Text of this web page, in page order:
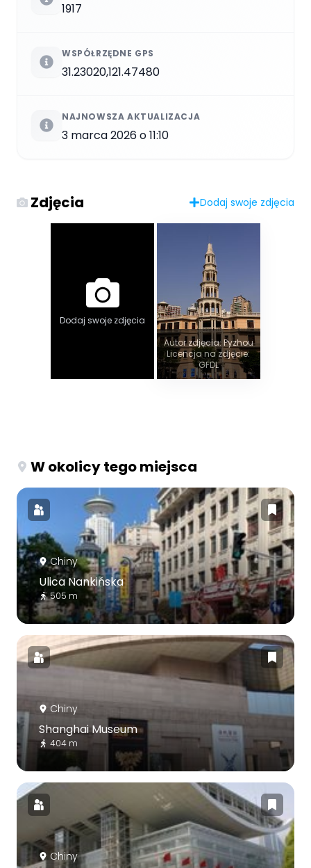
1917
WSPÓŁRZĘDNE GPS
31.23020,121.47480
NAJNOWSZA AKTUALIZACJA
3 marca 2026 o 11:10
Zdjęcia Dodaj swoje zdjęcia
Dodaj swoje zdjęcia
Autor zdjęcia: Pyzhou
Licencja na zdjęcie:
GFDL
W okolicy tego miejsca
Chiny
Ulica Nankińska
505 m
Chiny
Shanghai Museum
404 m
Chiny